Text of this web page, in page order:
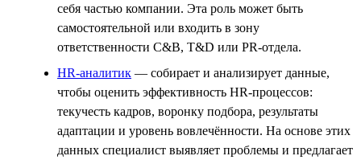
себя частью компании. Эта роль может быть
самостоятельной или входить в зону
ответственности C&B, T&D или PR-отдела.
HR-аналитик — собирает и анализирует данные,
чтобы оценить эффективность HR-процессов:
текучесть кадров, воронку подбора, результаты
адаптации и уровень вовлечённости. На основе этих
данных специалист выявляет проблемы и предлагает